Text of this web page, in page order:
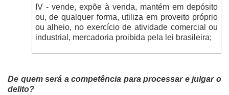
IV - vende, expõe à venda, mantém em depósito
ou, de qualquer forma, utiliza em proveito próprio
ou alheio, no exercício de atividade comercial ou
industrial, mercadoria proibida pela lei brasileira;
De quem será a competência para processar e julgar o
delito?